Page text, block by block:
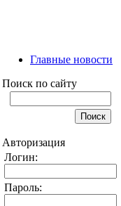
Главные новости
Поиск по сайту
Авторизация
Логин:
Пароль: